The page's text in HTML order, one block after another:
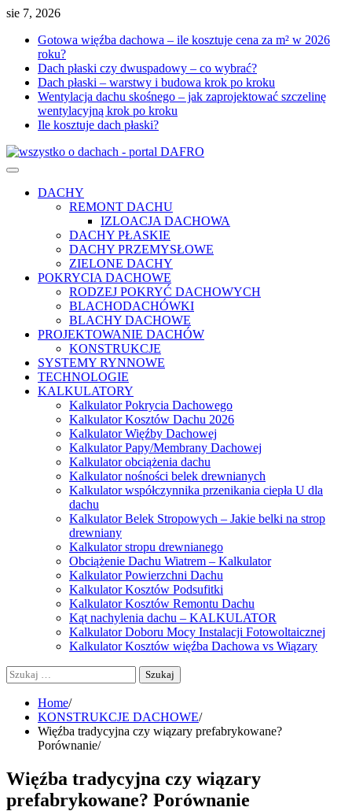
Skip
content
sie 7, 2026
Gotowa więźba dachowa – ile kosztuje cena za m² w 2026
roku?
Dach płaski czy dwuspadowy – co wybrać?
Dach płaski – warstwy i budowa krok po kroku
Wentylacja dachu skośnego – jak zaprojektować szczelinę
wentylacyjną krok po kroku
Ile kosztuje dach płaski?
DACHY
REMONT DACHU
IZLOACJA DACHOWA
DACHY PŁASKIE
DACHY PRZEMYSŁOWE
ZIELONE DACHY
POKRYCIA DACHOWE
RODZEJ POKRYĆ DACHOWYCH
BLACHODACHÓWKI
BLACHY DACHOWE
PROJEKTOWANIE DACHÓW
KONSTRUKCJE
SYSTEMY RYNNOWE
TECHNOLOGIE
KALKULATORY
Kalkulator Pokrycia Dachowego
Kalkulator Kosztów Dachu 2026
Kalkulator Więźby Dachowej
Kalkulator Papy/Membrany Dachowej
Kalkulator obciążenia dachu
Kalkulator nośności belek drewnianych
Kalkulator współczynnika przenikania ciepła U dla
dachu
Kalkulator Belek Stropowych – Jakie belki na strop
drewniany
Kalkulator stropu drewnianego
Obciążenie Dachu Wiatrem – Kalkulator
Kalkulator Powierzchni Dachu
Kalkulator Kosztów Podsufitki
Kalkulator Kosztów Remontu Dachu
Kąt nachylenia dachu – KALKULATOR
Kalkulator Doboru Mocy Instalacji Fotowoltaicznej
Kalkulator Kosztów więźba Dachowa vs Wiązary
Szukaj:
Home
KONSTRUKCJE DACHOWE
Więźba tradycyjna czy wiązary prefabrykowane?
Porównanie
Więźba tradycyjna czy wiązary
prefabrykowane? Porównanie